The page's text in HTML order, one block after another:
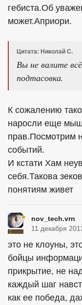
гебиста.Об
может.Априори.
Цитата: Николай С.
Вы не валите
подтасовка.
К сожалению
наросли еще
прав.Посмотрим
событий.
И кстати Хам
себя.Такова
понятиям живет
nov_tech.vrn
11 декабря
это не клоуны,
бойцы
прикрытие, не
каждый шаг
как ее победа,